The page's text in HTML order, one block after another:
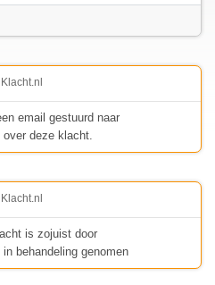
email gestuurd naar
deze klacht.
is zojuist door
behandeling genomen